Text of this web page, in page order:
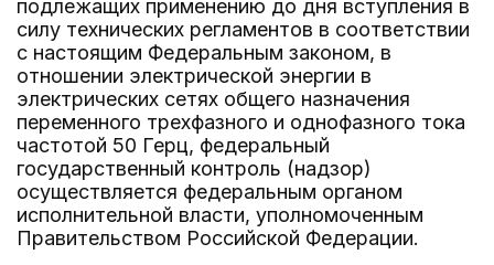
подлежащих применению до дня вступления в
силу технических регламентов в соответствии
с настоящим Федеральным законом, в
отношении электрической энергии в
электрических сетях общего назначения
переменного трехфазного и однофазного тока
частотой 50 Герц, федеральный
государственный контроль (надзор)
осуществляется федеральным органом
исполнительной власти, уполномоченным
Правительством Российской Федерации.